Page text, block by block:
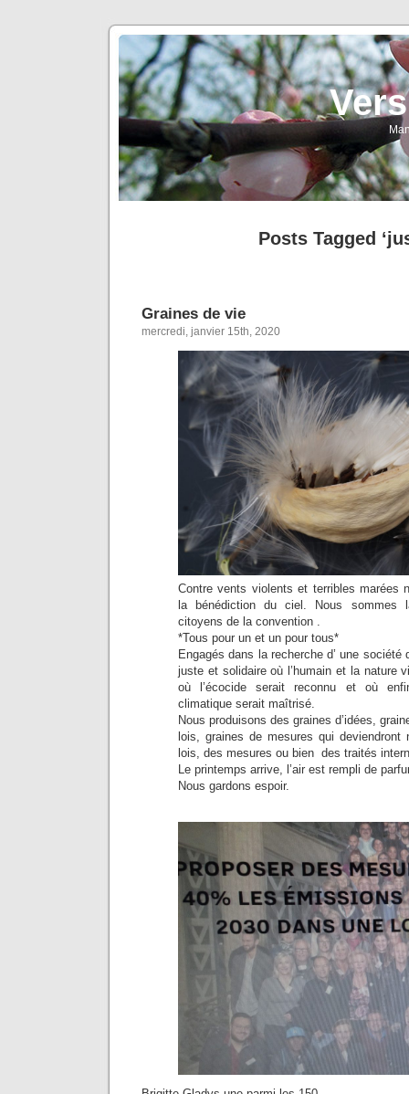
Posts Tagged
Graines de vie
mercredi, janvier 15th, 2020
Contre vents violents et terribles marées
la bénédiction du ciel. Nous sommes
citoyens de la convention .
*Tous pour un et un pour tous*
Engagés dans la recherche d’ une société
juste et solidaire où l’humain et la nature
où l’écocide serait reconnu et où
climatique serait maîtrisé.
Nous produisons des graines d’idées,
lois, graines de mesures qui deviendront
lois, des mesures ou bien des traités
Le printemps arrive, l’air est rempli de
Nous gardons espoir.